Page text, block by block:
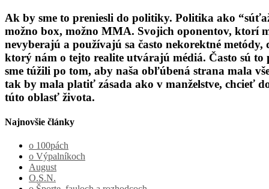
Ak by sme to preniesli do politiky. Politika ako
možno box, možno MMA. Svojich oponentov, ktorí
nevyberajú a používajú sa často nekorektné
ktorý nám o tejto realite utvárajú médiá. Často sú
sme túžili po tom, aby naša obľúbená strana mala
tak by mala platiť zásada ako v manželstve, chcieť
túto oblasť života.
Najnovšie články
o 100pách
o Výpalníkoch
August
O.S.N.